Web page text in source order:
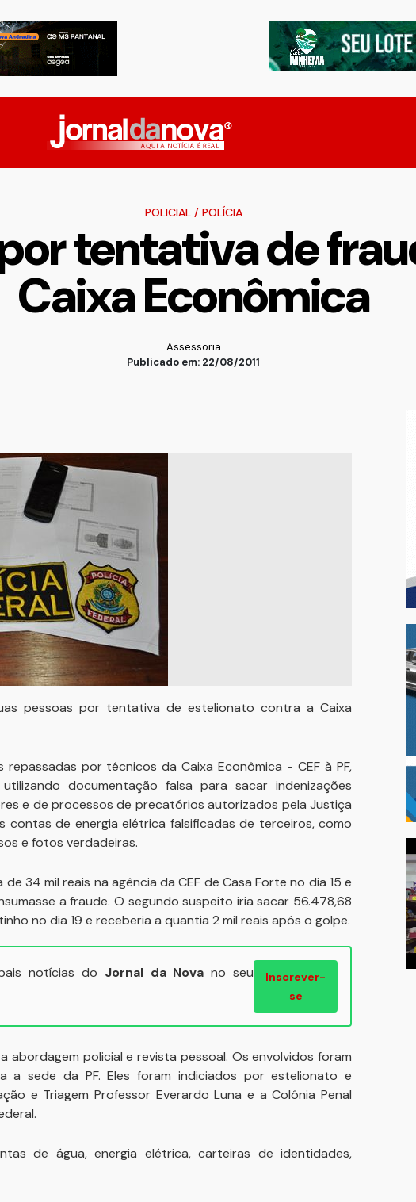
POLICIAL/ POLÍCIA
tentativa de
Caixa Econômica
Assessoria
Publicado em: 22/08/2011
pessoas por tentativa de estelionato contra a Caixa
por técnicos da Caixa Econômica - CEF à PF,
documentação falsa para sacar indenizações
e de processos de precatórios autorizados pela Justiça
contas de energia elétrica falsificadas de terceiros, como
e fotos verdadeiras.
34 mil reais na agência da CEF de Casa Forte no dia 15 e
a fraude. O segundo suspeito iria sacar 56.478,68
no dia 19 e receberia a quantia 2 mil reais após o golpe.
notícias do Jornal da Nova no seu
Inscrever-
se
policial e revista pessoal. Os envolvidos foram
a sede da PF. Eles foram indiciados por estelionato e
e Triagem Professor Everardo Luna e a Colônia Penal
de água, energia elétrica, carteiras de identidades,